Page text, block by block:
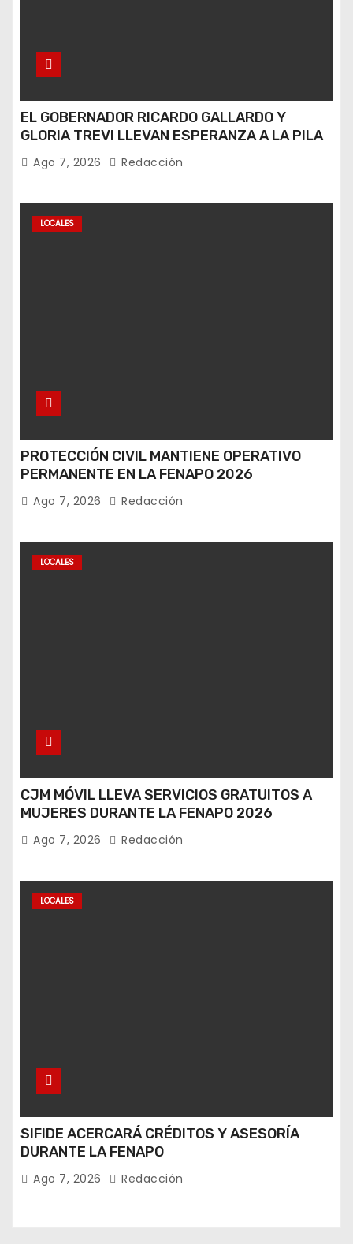
EL GOBERNADOR RICARDO GALLARDO Y
GLORIA TREVI LLEVAN ESPERANZA A LA PILA
Ago 7, 2026 Redacción
LOCALES
PROTECCIÓN CIVIL MANTIENE OPERATIVO
PERMANENTE EN LA FENAPO 2026
Ago 7, 2026 Redacción
LOCALES
CJM MÓVIL LLEVA SERVICIOS GRATUITOS A
MUJERES DURANTE LA FENAPO 2026
Ago 7, 2026 Redacción
LOCALES
SIFIDE ACERCARÁ CRÉDITOS Y ASESORÍA
DURANTE LA FENAPO
Ago 7, 2026 Redacción